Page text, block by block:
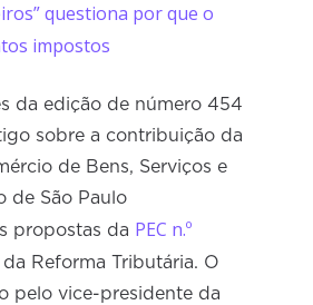
questiona por que o
impostos
da edição de número 454
sobre a contribuição da
de Bens, Serviços e
de São Paulo
propostas da PEC n.º
Reforma Tributária. O
pelo vice-presidente da